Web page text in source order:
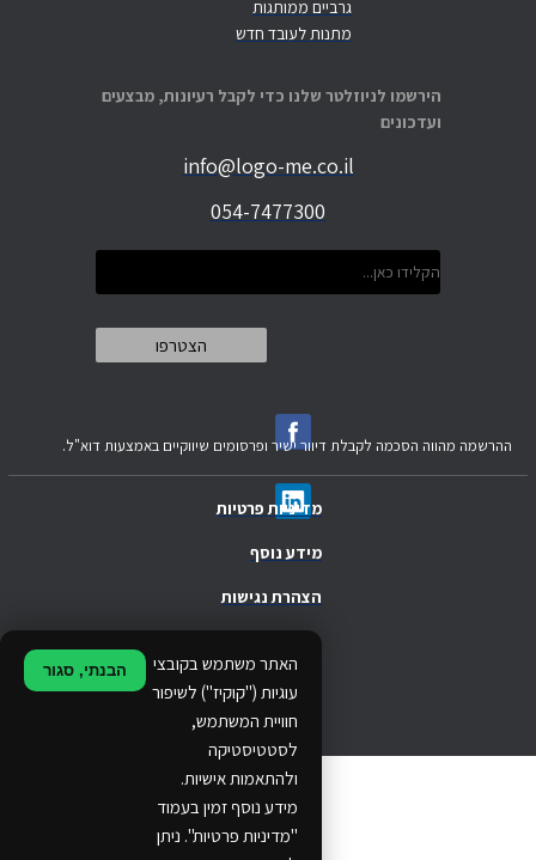
גרביים ממותגות
מתנות לעובד חדש
הירשמו לניוזלטר שלנו כדי לקבל רעיונות, מבצעים
ועדכונים
info@logo-me.co.il
054-7477300
מדיניות פרטיות
האתר משתמש בקובצי
עוגיות ("קוקיז") לשיפור
חוויית המשתמש,
לסטטיסטיקה
ולהתאמות אישיות.
מידע נוסף זמין בעמוד
"מדיניות פרטיות". ניתן
הבנתי, סגור
מידע נוסף
.
הצהרת נגישות
ההרשמה מהווה הסכמה לקבלת דיוור ישיר ופרסומים שיווקיים באמצעות דוא"ל.
© 2024 Ethos Business. All rights reserved.
...